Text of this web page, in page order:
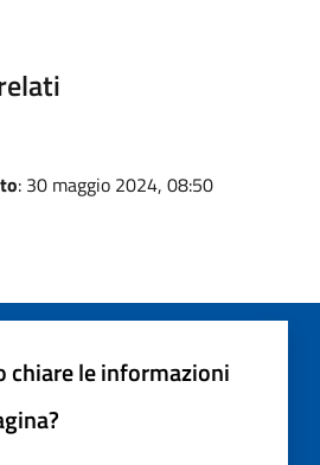
: 30 maggio 2024, 08:50
chiare le informazioni